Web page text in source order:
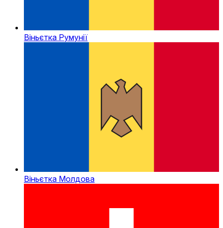
Віньєтка Румунії
Віньєтка Молдова